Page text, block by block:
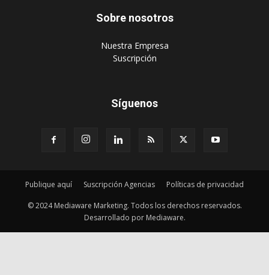
Sobre nosotros
‎Nuestra Empresa
‎Suscripción
Síguenos
Publique aquí Suscripción Agencias Políticas de privacidad
© 2024 Mediaware Marketing. Todos los derechos reservados.
Desarrollado por Mediaware.